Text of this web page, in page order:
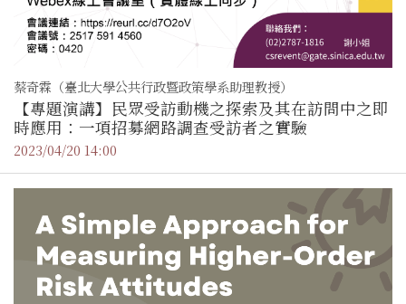
蔡奇霖（臺北大學公共行政暨政策學系助理教授）
【專題演講】民眾受訪動機之探索及其在訪問中之即
時應用：一項招募網路調查受訪者之實驗
2023/04/20 14:00